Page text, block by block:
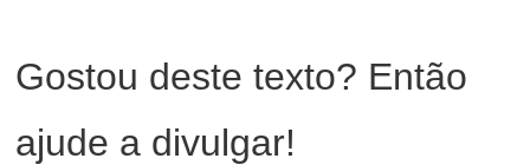
Gostou deste texto? Então
ajude a divulgar!